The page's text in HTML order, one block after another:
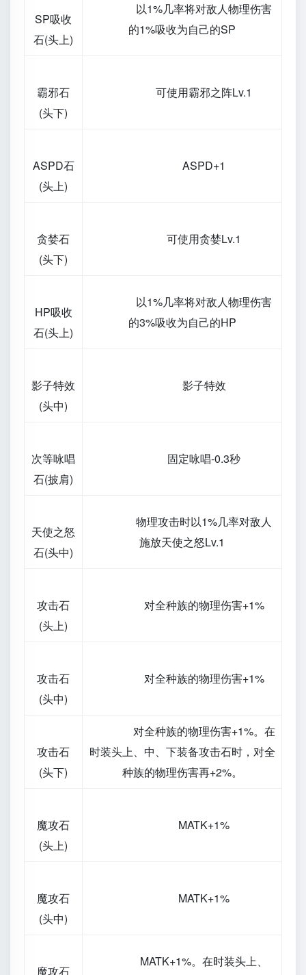
SP吸收
石(头上)
以1%几率将对敌人物理伤害
的1%吸收为自己的SP
霸邪石
(头下)
可使用霸邪之阵Lv.1
ASPD石
(头上)
ASPD+1
贪婪石
(头下)
可使用贪婪Lv.1
HP吸收
石(头上)
以1%几率将对敌人物理伤害
的3%吸收为自己的HP
影子特效
(头中)
影子特效
次等咏唱
石(披肩)
固定咏唱-0.3秒
天使之怒
石(头中)
物理攻击时以1%几率对敌人
施放天使之怒Lv.1
攻击石
(头上)
对全种族的物理伤害+1%
攻击石
(头中)
对全种族的物理伤害+1%
攻击石
(头下)
对全种族的物理伤害+1%。在
时装头上、中、下装备攻击石时，对全
种族的物理伤害再+2%。
魔攻石
(头上)
MATK+1%
魔攻石
(头中)
MATK+1%
魔攻石
MATK+1%。在时装头上、